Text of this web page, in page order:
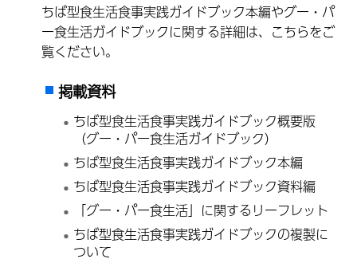
ちば型食生活食事実践ガイドブック本編やグー・パ
ー食生活ガイドブックに関する詳細は、こちらをご
覧ください。
掲載資料
ちば型食生活食事実践ガイドブック概要版
（グー・パー食生活ガイドブック）
ちば型食生活食事実践ガイドブック本編
ちば型食生活食事実践ガイドブック資料編
「グー・パー食生活」に関するリーフレット
ちば型食生活食事実践ガイドブックの複製に
ついて